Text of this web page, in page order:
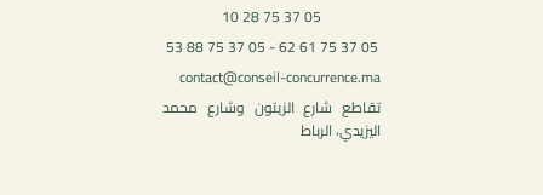
05 37 75 28 10
05 37 75 61 62 - 05 37 75 88 53
contact@conseil-concurrence.ma
تقاطع شارع الزيتون وشارع محمد
اليزيدي، الرباط